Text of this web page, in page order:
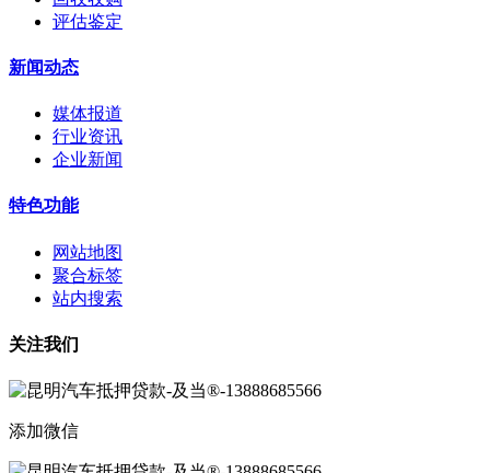
评估鉴定
新闻动态
媒体报道
行业资讯
企业新闻
特色功能
网站地图
聚合标签
站内搜索
关注我们
添加微信